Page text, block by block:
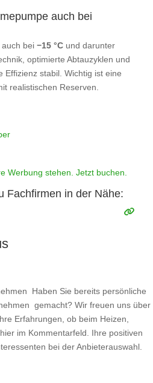
auch bei
bei −15 °C und darunter
optimierte Abtauzyklen und
Effizienz stabil. Wichtig ist eine
realistischen Reserven.
Werbung stehen. Jetzt buchen.
Fachfirmen in der Nähe:
Haben Sie bereits persönliche
gemacht? Wir freuen uns über
Erfahrungen, ob beim Heizen,
im Kommentarfeld. Ihre positiven
bei der Anbieterauswahl.